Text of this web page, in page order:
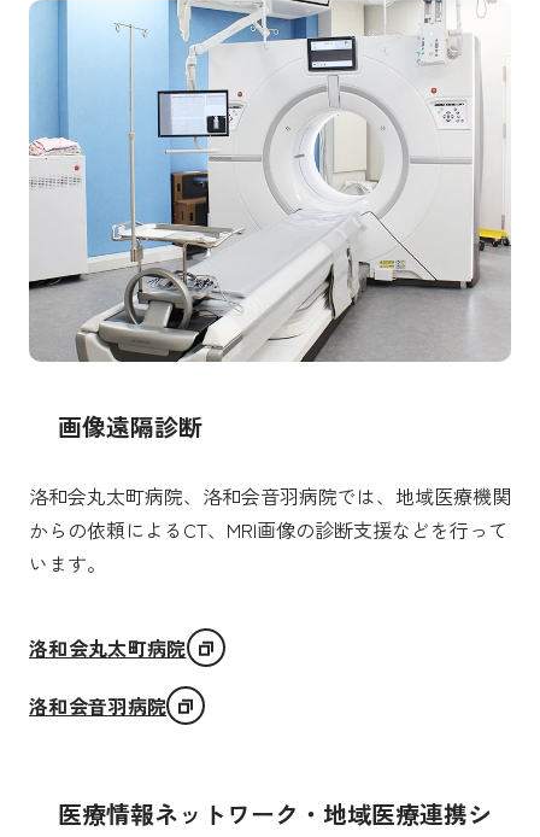
画像遠隔診断
洛和会丸太町病院、洛和会音羽病院では、地域医療機関
からの依頼によるCT、MRI画像の診断支援などを行って
います。
洛和会丸太町病院
洛和会音羽病院
医療情報ネットワーク・地域医療連携シ